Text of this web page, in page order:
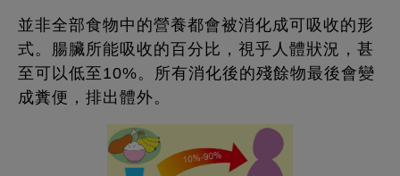
並非全部食物中的營養都會被消化成可吸收的形
式。腸臟所能吸收的百分比，視乎人體狀況，甚
至可以低至10%。所有消化後的殘餘物最後會變
成糞便，排出體外。